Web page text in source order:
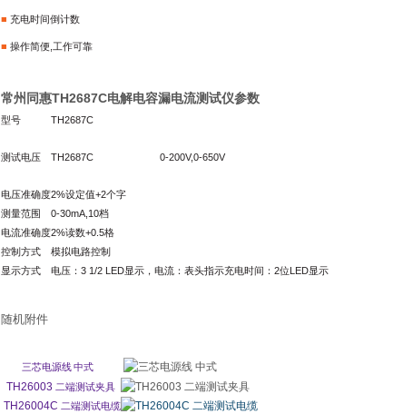
■ 充电时间倒计数
■ 操作简便,工作可靠
常州同惠TH2687C电解电容漏电流测试仪参数
型号 TH2687C
TH2687C 0-200V,0-650V
测试电压
电压准确度2%设定值+2个字
测量范围
0-30mA,10档
电流准确度2%读数+0.5格
控制方式
模拟电路控制
显示方式
电压：3 1/2 LED显示，电流：表头指示充电时间：2位LED显示
随机附件
三芯电源线中式
TH26003 二端测试夹具
TH26004C 二端测试电缆